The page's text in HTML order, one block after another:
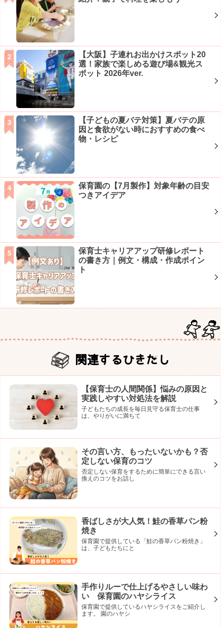
【大阪】子連れお出かけスポット20
選！家族で楽しめる遊び場&観光ス
ポット 2026年ver.
【子どもの夏バテ対策】夏バテの原
因と食欲がない時におすすめの食べ
物・レシピ
保育園の【7月製作】対象年齢の目安
つきアイデア
保育士キャリアアップ研修レポート
の書き方｜例文・構成・作成ポイン
ト
関連するひきだし
【保育士の人間関係】悩みの原因と
実践しやすい対処法を解説
子どもたちの成長を毎日見守る保育士の仕事
は、やりがいに満ちて
その言い方、もったいないかも？否
定しない保育のコツ
否定しない保育をするために簡単にできる言い
換えのコツをお話し
香ばしさが大人気！鮭の香草パン粉
焼き
保育園で提供している「鮭の香草パン粉焼き」
は、子どもたちにと
手作りルーで仕上げるやさしい味わ
い 保育園のハヤシライス
保育園で提供しているハヤシライスをご紹介し
ます。 園のハヤシ